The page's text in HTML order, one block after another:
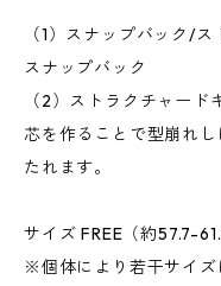
（1）スナップバック/
スナップバック
（2）ストラクチャー
芯を作ることで型崩れ
たれます。
サイズ FREE（約57.7-
※個体により若干サイズ